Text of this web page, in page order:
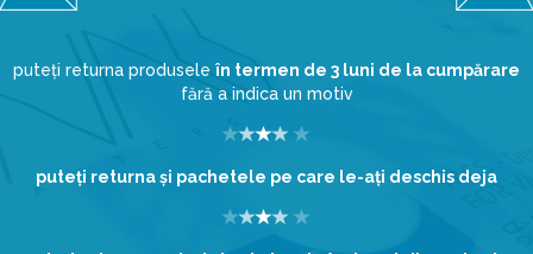
puteți returna produsele în termen de 3 luni de la cumpărare
fără a indica un motiv
puteţi returna şi pachetele pe care le-aţi deschis deja